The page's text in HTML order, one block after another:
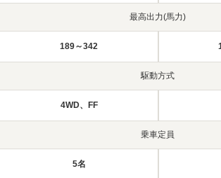
最高出力(馬力)
189～342
駆動方式
4WD、FF
乗車定員
5名